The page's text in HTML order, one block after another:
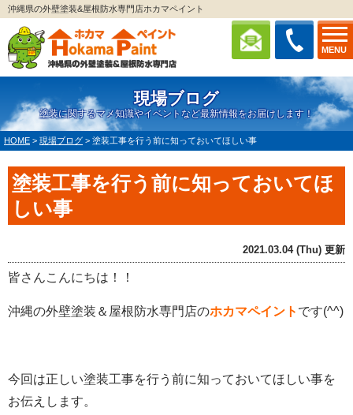
MENU
沖縄県の外壁塗装&屋根防水専門店ホカマペイント
現場ブログ
塗装に関するマメ知識やイベントなど最新情報をお届けします！
HOME > 現場ブログ > 塗装工事を行う前に知っておいてほしい事
塗装工事を行う前に知っておいてほ
しい事
2021.03.04 (Thu) 更新
皆さんこんにちは！！
沖縄の外壁塗装＆屋根防水専門店のホカマペイント です(^^)
今回は正しい塗装工事を行う前に知っておいてほしい事を
お伝えします。